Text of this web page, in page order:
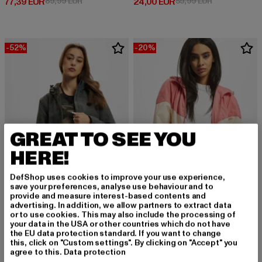
-52%
BRANDIT
Ladies Windbreaker Frontzip Transition Jacket
28,80 EUR
Derzeitiger Preis: 28,80 EUR
59,99 EURAktionspreis: 59,99 EUR
-20%
URBAN CLASSICS
Ladies Arrow
35,99 EUR
Derzeitiger Preis: 35,99 EUR
44,99 EURAktionspreis:
GREAT TO SEE YOU
HERE!
DefShop uses cookies to improve your use experience,
save your preferences, analyse use behaviour and to
provide and measure interest-based contents and
advertising. In addition, we allow partners to extract data
or to use cookies. This may also include the processing of
your data in the USA or other countries which do not have
the EU data protection standard. If you want to change
this, click on "Custom settings". By clicking on "Accept" you
agree to this. Data protection